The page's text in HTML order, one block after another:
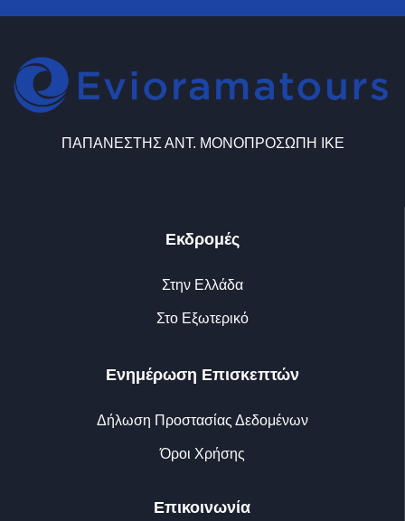
ΠΑΠΑΝΕΣΤΗΣ ΑΝΤ. ΜΟΝΟΠΡΟΣΩΠΗ ΙΚΕ
Εκδρομές
Στην Ελλάδα
Στο Εξωτερικό
Ενημέρωση Επισκεπτών
Δήλωση Προστασίας Δεδομένων
Όροι Χρήσης
Επικοινωνία